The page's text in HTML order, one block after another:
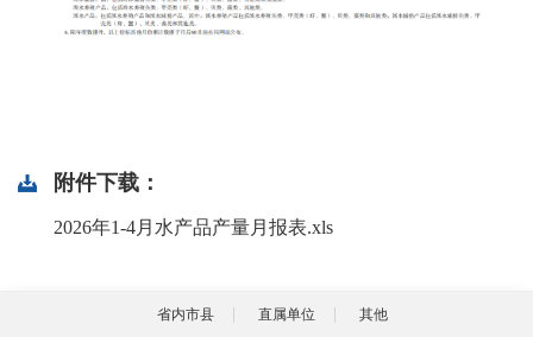
附件下载：
2026年1-4月水产品产量月报表.xls
省内市县 直属单位 其他